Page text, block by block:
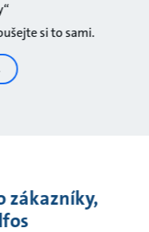
si to sami.
zákazníky,